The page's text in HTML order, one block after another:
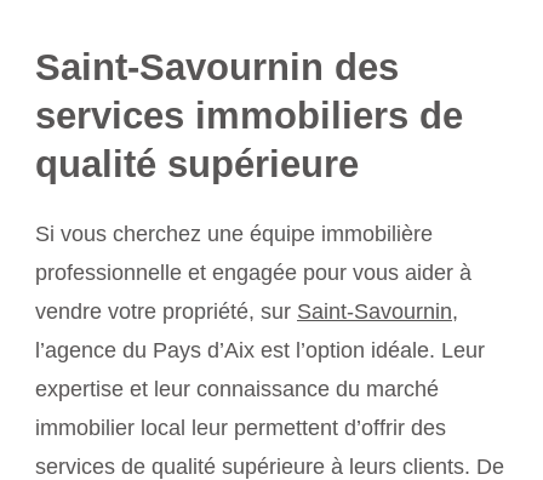
Saint-Savournin des
services immobiliers de
qualité supérieure
Si vous cherchez une équipe immobilière
professionnelle et engagée pour vous aider à
vendre votre propriété, sur Saint-Savournin,
l’agence du Pays d’Aix est l’option idéale. Leur
expertise et leur connaissance du marché
immobilier local leur permettent d’offrir des
services de qualité supérieure à leurs clients. De